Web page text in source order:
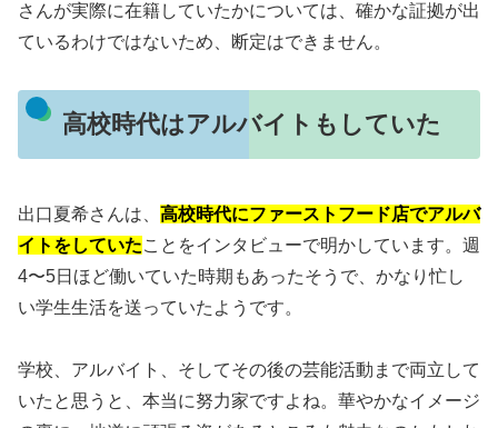
さんが実際に在籍していたかについては、確かな証拠が出
ているわけではないため、断定はできません。
高校時代はアルバイトもしていた
出口夏希さんは、 高校時代にファーストフード店でアルバ
イトをしていたことをインタビューで明かしています。週
4〜5日ほど働いていた時期もあったそうで、かなり忙し
い学生生活を送っていたようです。
学校、アルバイト、そしてその後の芸能活動まで両立して
いたと思うと、本当に努力家ですよね。華やかなイメージ